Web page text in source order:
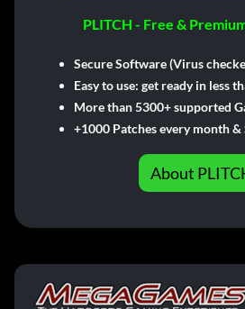
PLITCH - Free &
Secure Software (Virus
Easy to use: get ready in less
More than 5300+ supported
+1000 Patches every month
About